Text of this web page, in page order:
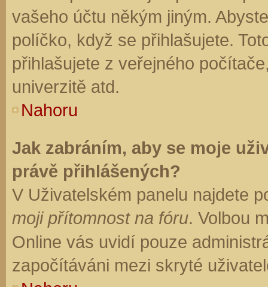
vašeho účtu někým jiným.
políčko, když se přihlašujete.
přihlašujete z veřejného
univerzitě atd.
Nahoru
Jak zabráním, aby se moje
právě přihlášených?
V Uživatelském panelu najdete
moji přítomnost na fóru. Volbou
Online vás uvidí pouze
započítáváni mezi skryté